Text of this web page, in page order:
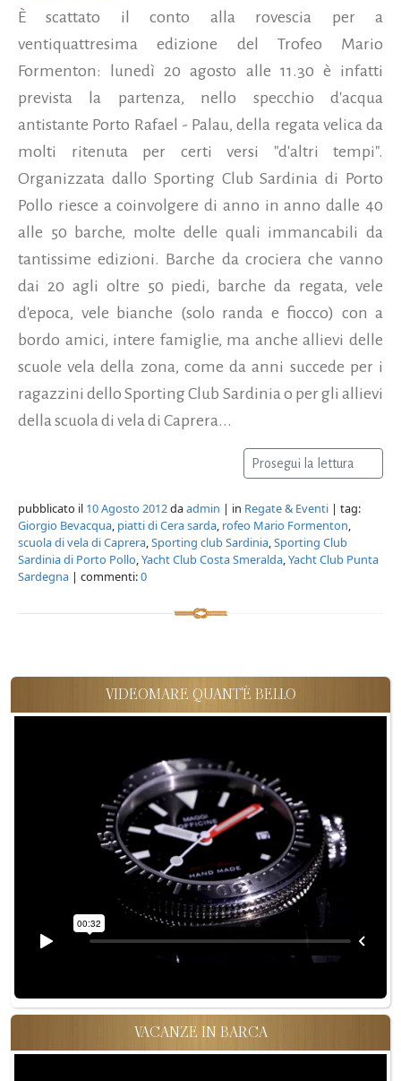
È scattato il conto alla rovescia per a
ventiquattresima edizione del Trofeo Mario
Formenton: lunedì 20 agosto alle 11.30 è infatti
prevista la partenza, nello specchio d'acqua
antistante Porto Rafael - Palau, della regata velica da
molti ritenuta per certi versi "d'altri tempi".
Organizzata dallo Sporting Club Sardinia di Porto
Pollo riesce a coinvolgere di anno in anno dalle 40
alle 50 barche, molte delle quali immancabili da
tantissime edizioni. Barche da crociera che vanno
dai 20 agli oltre 50 piedi, barche da regata, vele
d'epoca, vele bianche (solo randa e fiocco) con a
bordo amici, intere famiglie, ma anche allievi delle
scuole vela della zona, come da anni succede per i
ragazzini dello Sporting Club Sardinia o per gli allievi
della scuola di vela di Caprera...
Prosegui la lettura
pubblicato il 10 Agosto 2012daadmin | in Regate & Eventi | tag:
Giorgio Bevacqua, piatti di Cera sarda, rofeo Mario Formenton,
scuola di vela di Caprera,Sporting club Sardinia,Sporting Club
Sardinia di Porto Pollo,Yacht Club Costa Smeralda,Yacht Club Punta
Sardegna | commenti:0
VIDEOMARE QUANT'È BELLO
VACANZE IN BARCA